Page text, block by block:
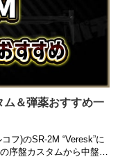
ム＆弾薬おすすめ一
フ)のSR-2M “Veresk”に
序盤カスタムから中盤以